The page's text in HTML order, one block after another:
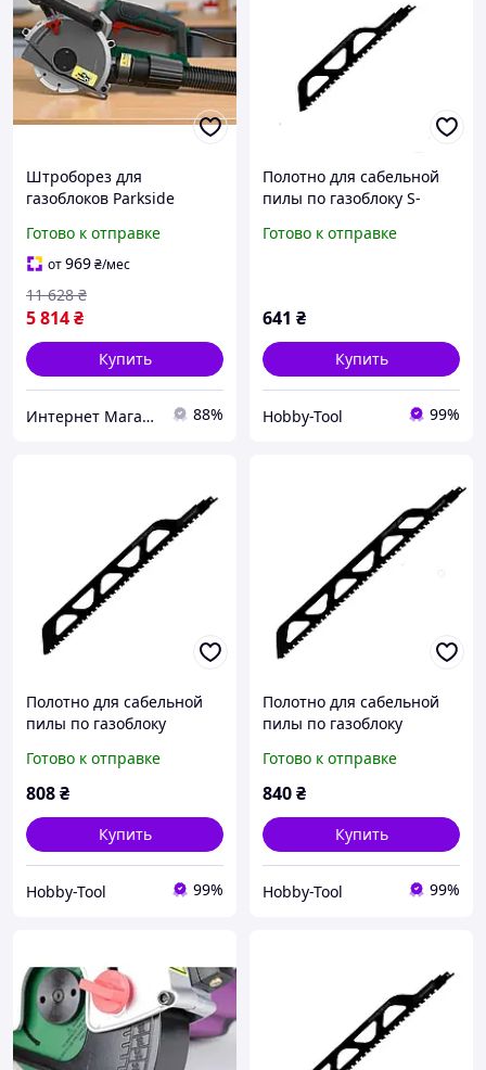
Штроборез для
газоблоков Parkside
Электроштроборез,
Штроборез для
пенобетона, Штроборез
по бетону с пылесосом,
MTS
Готово к отправке
от969₴/мес
5 814₴
11 628 ₴
Купить
Интернет Магазин "StepShop" 88%
Полотно для сабельной
пилы по газоблоку S-
Готово к отправке
641 ₴
Купить
Hobby-Tool 99%
Полотно для сабельной
пилы по газоблоку
Готово к отправке
808₴
Купить
Hobby-Tool 99%
Полотно для сабельной
пилы по газоблоку
Готово к отправке
840₴
Купить
Hobby-Tool 99%